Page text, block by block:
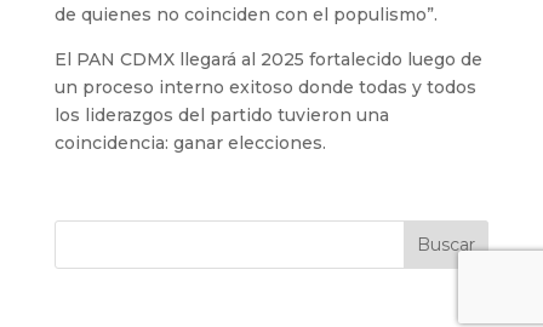
de quienes no coinciden con el populismo”.
El PAN CDMX llegará al 2025 fortalecido luego de
un proceso interno exitoso donde todas y todos
los liderazgos del partido tuvieron una
coincidencia: ganar elecciones.